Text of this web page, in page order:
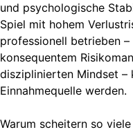
und psychologische
Spiel mit hohem
professionell betrieben
konsequentem
disziplinierten Mindset –
Einnahmequelle werden.
Warum scheitern so